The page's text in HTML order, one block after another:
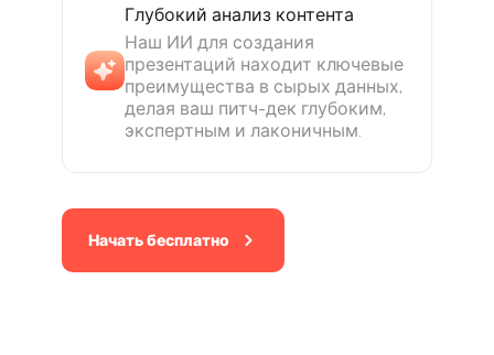
Глубокий анализ контента
Наш ИИ для создания
презентаций находит ключевые
преимущества в сырых данных,
делая ваш питч-дек глубоким,
экспертным и лаконичным.
Начать бесплатно